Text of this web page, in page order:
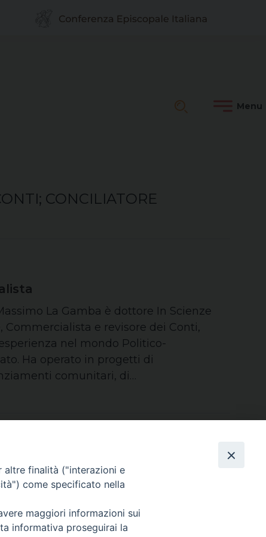
CONCILIATORE
La Gamba è dottore In Scienze
e revisore dei Conti,
nel mondo Politico-
Ha operato in progetti di
comunitari, di…
Area riservata
altre finalità ("interazioni e
come specificato nella
maggiori informazioni sui
informativa proseguirai la